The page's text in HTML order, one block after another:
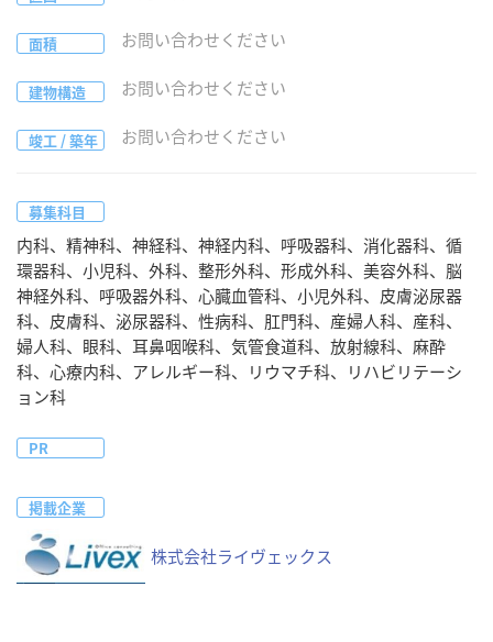
面積 お問い合わせください
建物構造 お問い合わせください
竣工 / 築年 お問い合わせください
募集科目
内科、精神科、神経科、神経内科、呼吸器科、消化器科、循
環器科、小児科、外科、整形外科、形成外科、美容外科、脳
神経外科、呼吸器外科、心臓血管科、小児外科、皮膚泌尿器
科、皮膚科、泌尿器科、性病科、肛門科、産婦人科、産科、
婦人科、眼科、耳鼻咽喉科、気管食道科、放射線科、麻酔
科、心療内科、アレルギー科、リウマチ科、リハビリテーシ
ョン科
PR
掲載企業
株式会社ライヴェックス